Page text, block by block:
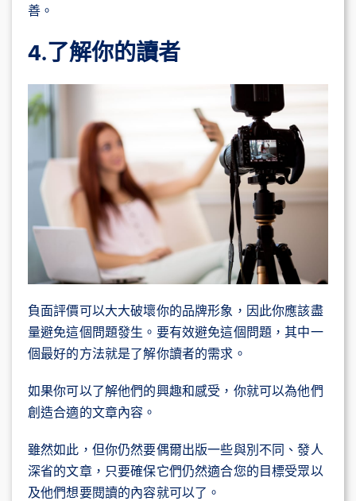
善。
4.了解你的讀者
負面評價可以大大破壞你的品牌形象，因此你應該盡
量避免這個問題發生。要有效避免這個問題，其中一
個最好的方法就是了解你讀者的需求。
如果你可以了解他們的興趣和感受，你就可以為他們
創造合適的文章內容。
雖然如此，但你仍然要偶爾出版一些與別不同、發人
深省的文章，只要確保它們仍然適合您的目標受眾以
及他們想要閱讀的內容就可以了。